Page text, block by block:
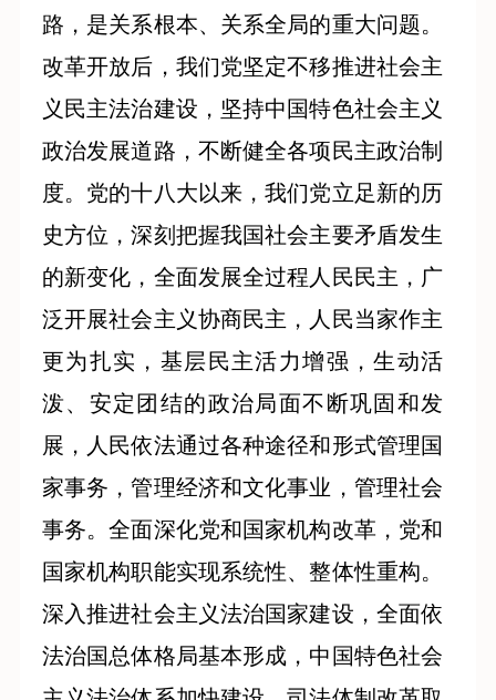
路，是关系根本、关系全局的重大问题。
改革开放后，我们党坚定不移推进社会主
义民主法治建设，坚持中国特色社会主义
政治发展道路，不断健全各项民主政治制
度。党的十八大以来，我们党立足新的历
史方位，深刻把握我国社会主要矛盾发生
的新变化，全面发展全过程人民民主，广
泛开展社会主义协商民主，人民当家作主
更为扎实，基层民主活力增强，生动活
泼、安定团结的政治局面不断巩固和发
展，人民依法通过各种途径和形式管理国
家事务，管理经济和文化事业，管理社会
事务。全面深化党和国家机构改革，党和
国家机构职能实现系统性、整体性重构。
深入推进社会主义法治国家建设，全面依
法治国总体格局基本形成，中国特色社会